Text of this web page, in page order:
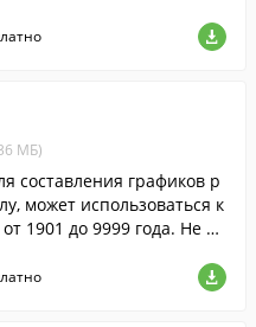
МБ)
составления графиков р
может использоваться к
1901 до 9999 года. Не тр